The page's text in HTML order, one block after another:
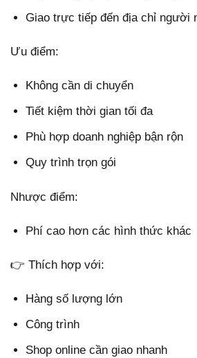
Giao trực tiếp đến địa chỉ người
Ưu điểm:
Không cần di chuyển
Tiết kiệm thời gian tối đa
Phù hợp doanh nghiệp bận rộn
Quy trình trọn gói
Nhược điểm:
Phí cao hơn các hình thức khác
👉 Thích hợp với:
Hàng số lượng lớn
Công trình
Shop online cần giao nhanh